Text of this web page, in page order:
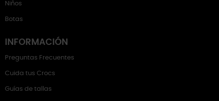
Niños
Botas
INFORMACIÓN
Preguntas Frecuentes
Cuida tus Crocs
Guías de tallas